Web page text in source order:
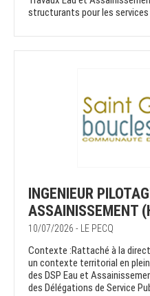
structurants pour les services
INGENIEUR
ASSAINISSEMENT
10/07/2026 - LE PECQ
Contexte :Rattaché à la
un contexte territorial en
des DSP Eau et
des Délégations de Service